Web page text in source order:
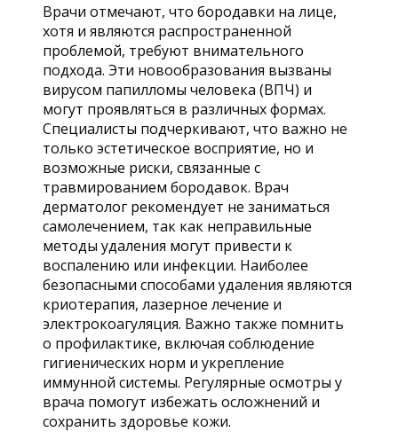
Врачи отмечают, что бородавки на лице,
хотя и являются распространенной
проблемой, требуют внимательного
подхода. Эти новообразования вызваны
вирусом папилломы человека (ВПЧ) и
могут проявляться в различных формах.
Специалисты подчеркивают, что важно не
только эстетическое восприятие, но и
возможные риски, связанные с
травмированием бородавок. Врач
дерматолог рекомендует не заниматься
самолечением, так как неправильные
методы удаления могут привести к
воспалению или инфекции. Наиболее
безопасными способами удаления являются
криотерапия, лазерное лечение и
электрокоагуляция. Важно также помнить
о профилактике, включая соблюдение
гигиенических норм и укрепление
иммунной системы. Регулярные осмотры у
врача помогут избежать осложнений и
сохранить здоровье кожи.